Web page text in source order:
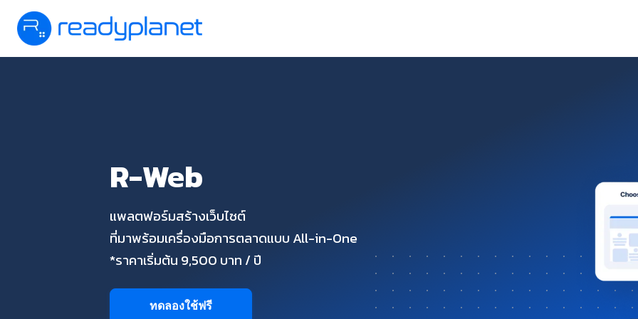
R-Web
แพลตฟอร์มสร้างเว็บไซต์
ที่มาพร้อมเครื่องมือการตลาดแบบ All-in-One
*ราคาเริ่มต้น 9,500 บาท / ปี
ทดลองใช้ฟรี